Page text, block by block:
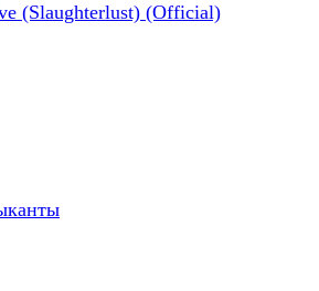
(Slaughterlust) (Official)